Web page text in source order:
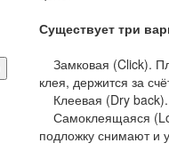
Существует три
Замковая (Click).
клея, держится за
Клеевая (Dry back).
Самоклеящаяся
подложку снимают и